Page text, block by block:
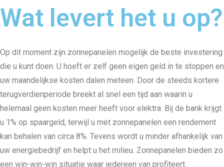
Wat levert het u op?
Op dit moment zijn zonnepanelen mogelijk de beste investering
die u kunt doen. U hoeft er zelf geen eigen geld in te stoppen en
uw maandelijkse kosten dalen meteen. Door de steeds kortere
terugverdienperiode breekt al snel een tijd aan waarin u
helemaal geen kosten meer heeft voor elektra. Bij de bank krijgt
u 1% op spaargeld, terwijl u met zonnepanelen een rendement
kan behalen van circa 8%. Tevens wordt u minder afhankelijk van
uw energiebedrijf en helpt u het milieu. Zonnepanelen bieden zo
een win-win-win situatie waar iedereen van profiteert.